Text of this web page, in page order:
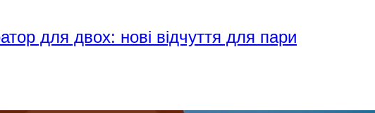
для двох: нові відчуття для пари